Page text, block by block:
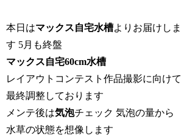
本日はマックス自宅水槽よりお届けしま
す 5月も終盤
マックス自宅60cm水槽
レイアウトコンテスト作品撮影に向けて
最終調整しております
メンテ後は気泡チェック 気泡の量から
水草の状態を想像します